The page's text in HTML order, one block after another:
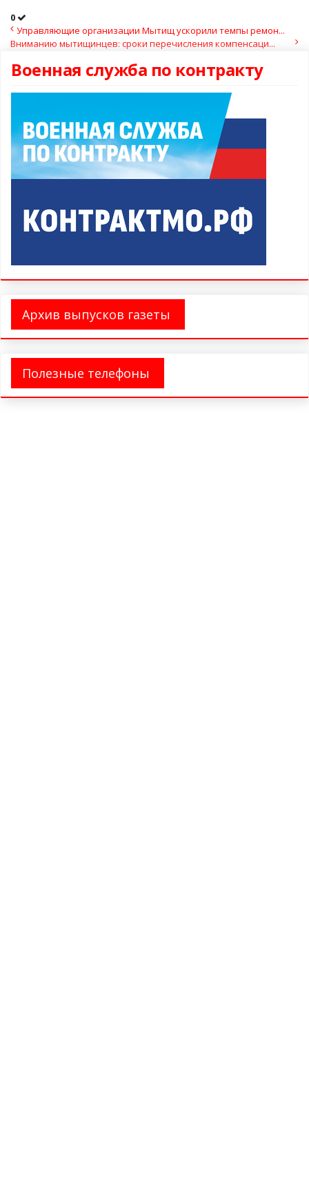
0
Управляющие организации Мытищ ускорили темпы ремон...
Вниманию мытищинцев: сроки перечисления компенсаци...
Военная служба по контракту
Архив выпусков газеты
Полезные телефоны